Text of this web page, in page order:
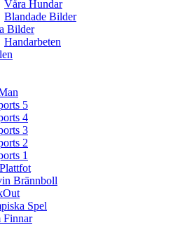
Våra Hundar
Blandade Bilder
Bilder
Handarbeten
5
4
3
2
1
Brännboll
Spel
Finnar